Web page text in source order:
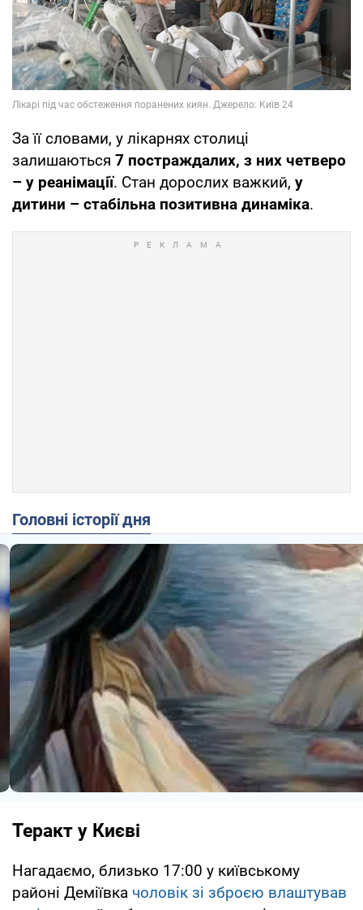
За її словами, у лікарнях столиці
залишаються 7 постраждалих, з них четверо
– у реанімації. Стан дорослих важкий, у
дитини – стабільна позитивна динаміка.
Головні історії дня
Теракт у Києві
Нагадаємо, близько 17:00 у київському
районі Деміївка чоловік зі зброєю влаштував